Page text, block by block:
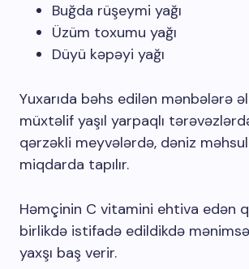
Buğda rüşeymi yağı
Üzüm toxumu yağı
Düyü kəpəyi yağı
Yuxarıda bəhs edilən mənbələrə
müxtəlif yaşıl yarpaqlı
qərzəkli meyvələrdə, dəniz
miqdarda tapılır.
Həmçinin C vitamini ehtiva edən
birlikdə istifadə edildikdə
yaxşı baş verir.